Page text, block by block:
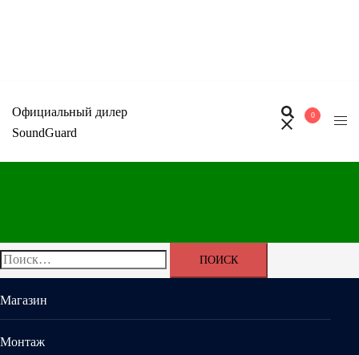
Официальный дилер
SoundGuard
0
Найти:
Магазин
Монтаж